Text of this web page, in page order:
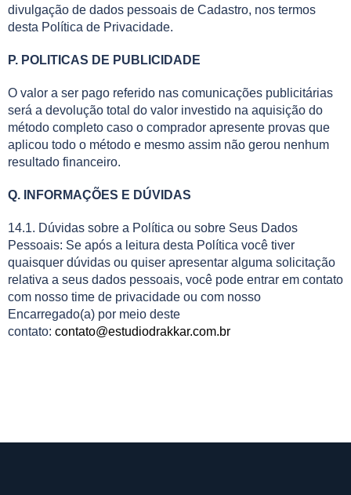
divulgação de dados pessoais de Cadastro, nos termos
desta Política de Privacidade.
P. POLITICAS DE PUBLICIDADE
O valor a ser pago referido nas comunicações publicitárias
será a devolução total do valor investido na aquisição do
método completo caso o comprador apresente provas que
aplicou todo o método e mesmo assim não gerou nenhum
resultado financeiro.
Q. INFORMAÇÕES E DÚVIDAS
14.1. Dúvidas sobre a Política ou sobre Seus Dados
Pessoais: Se após a leitura desta Política você tiver
quaisquer dúvidas ou quiser apresentar alguma solicitação
relativa a seus dados pessoais, você pode entrar em contato
com nosso time de privacidade ou com nosso
Encarregado(a) por meio deste
contato: contato@estudiodrakkar.com.br